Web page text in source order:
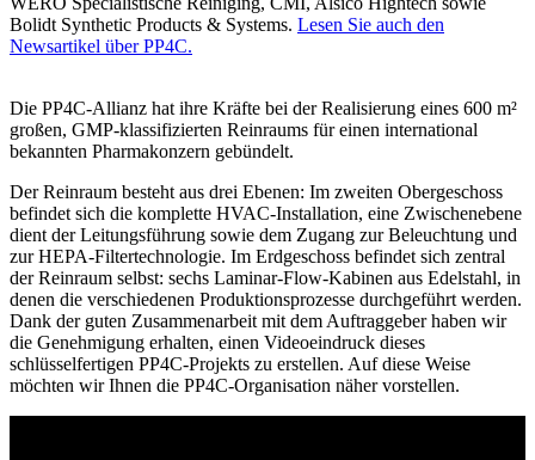
Bolidt Synthetic Products & Systems. Lesen Sie auch den
Newsartikel über PP4C.
Die PP4C-Allianz hat ihre Kräfte bei der Realisierung eines 600 m²
großen, GMP-klassifizierten Reinraums für einen international
bekannten Pharmakonzern gebündelt.
Der Reinraum besteht aus drei Ebenen: Im zweiten Obergeschoss
befindet sich die komplette HVAC-Installation, eine Zwischenebene
dient der Leitungsführung sowie dem Zugang zur Beleuchtung und
zur HEPA-Filtertechnologie. Im Erdgeschoss befindet sich zentral
der Reinraum selbst: sechs Laminar-Flow-Kabinen aus Edelstahl, in
denen die verschiedenen Produktionsprozesse durchgeführt werden.
Dank der guten Zusammenarbeit mit dem Auftraggeber haben wir
die Genehmigung erhalten, einen Videoeindruck dieses
schlüsselfertigen PP4C-Projekts zu erstellen. Auf diese Weise
möchten wir Ihnen die PP4C-Organisation näher vorstellen.